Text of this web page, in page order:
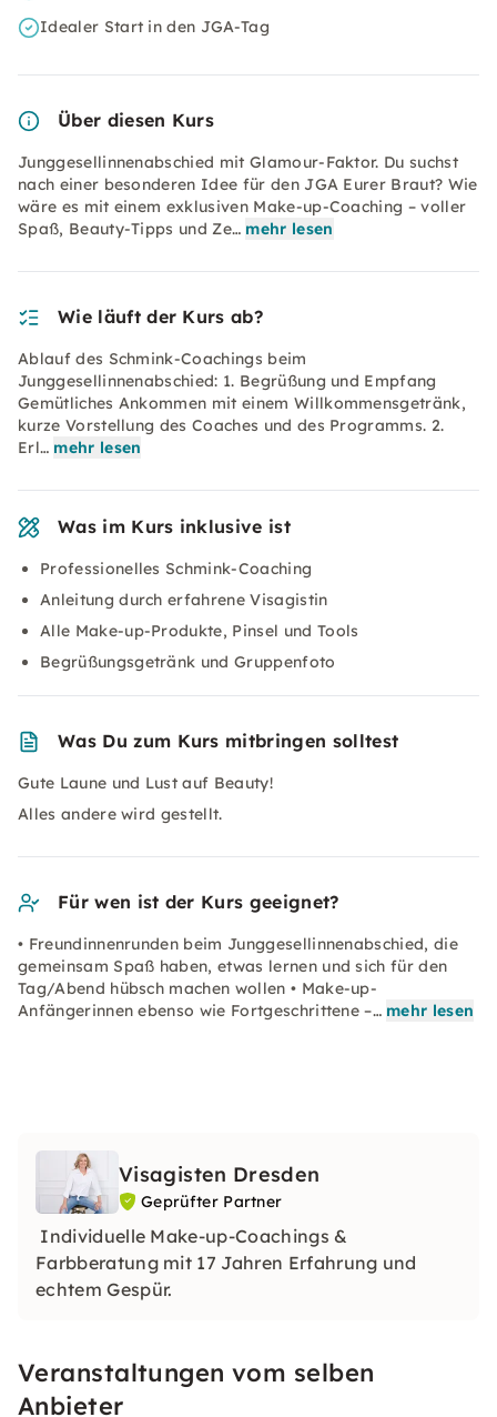
Idealer Start in den JGA-Tag
Über diesen Kurs
Junggesellinnenabschied mit Glamour-Faktor. Du suchst
nach einer besonderen Idee für den JGA Eurer Braut? Wie
wäre es mit einem exklusiven Make-up-Coaching – voller
Spaß, Beauty-Tipps und Ze… mehr lesen
Wie läuft der Kurs ab?
Ablauf des Schmink-Coachings beim
Junggesellinnenabschied: 1. Begrüßung und Empfang
Gemütliches Ankommen mit einem Willkommensgetränk,
kurze Vorstellung des Coaches und des Programms. 2.
Erl… mehr lesen
Was im Kurs inklusive ist
Professionelles Schmink-Coaching
Anleitung durch erfahrene Visagistin
Alle Make-up-Produkte, Pinsel und Tools
Begrüßungsgetränk und Gruppenfoto
Was Du zum Kurs mitbringen solltest
Gute Laune und Lust auf Beauty!
Alles andere wird gestellt.
Für wen ist der Kurs geeignet?
• Freundinnenrunden beim Junggesellinnenabschied, die
gemeinsam Spaß haben, etwas lernen und sich für den
Tag/Abend hübsch machen wollen • Make-up-
Anfängerinnen ebenso wie Fortgeschrittene –… mehr lesen
Visagisten Dresden
Geprüfter Partner
Individuelle Make-up-Coachings &
Farbberatung mit 17 Jahren Erfahrung und
echtem Gespür.
Veranstaltungen vom selben
Anbieter